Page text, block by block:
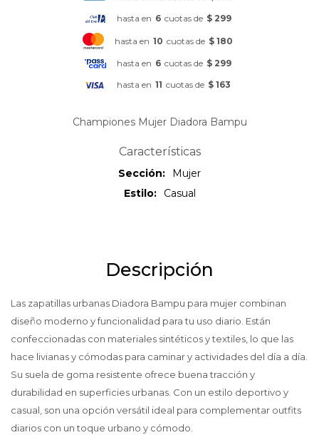
hasta en 6 cuotas de $ 299
hasta en 10 cuotas de $ 180
hasta en 6 cuotas de $ 299
hasta en 11 cuotas de $ 163
Championes Mujer Diadora Bampu
Características
Sección
Mujer
Estilo
Casual
Descripción
Las zapatillas urbanas Diadora Bampu para mujer combinan
diseño moderno y funcionalidad para tu uso diario. Están
confeccionadas con materiales sintéticos y textiles, lo que las
hace livianas y cómodas para caminar y actividades del día a día.
Su suela de goma resistente ofrece buena tracción y
durabilidad en superficies urbanas. Con un estilo deportivo y
casual, son una opción versátil ideal para complementar outfits
diarios con un toque urbano y cómodo.